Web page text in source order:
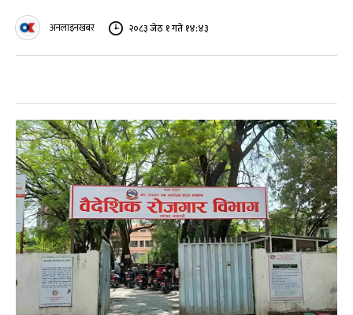
अनलाइनखबर २०८३ जेठ १ गते १४:४३